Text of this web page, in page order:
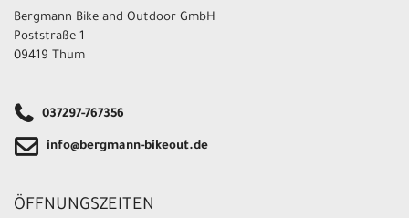
Bergmann Bike and Outdoor GmbH
Poststraße 1
09419 Thum
037297-767356
info@bergmann-bikeout.de
ÖFFNUNGSZEITEN